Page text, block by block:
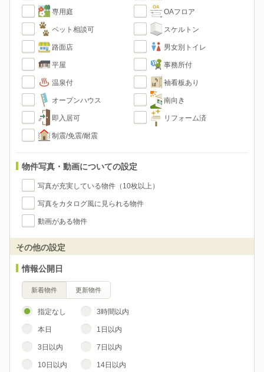
専用庭 OAフロア
ペット相談可 スケルトン
路面店 男女別トイレ
平屋 事務所付
温泉付 袖看板あり
オープンハウス 南向き
即入居可 リフォーム済
制震/免震/耐震
物件写真・動画についての設定
写真が充実している物件（10枚以上）
写真をカタログ風に見られる物件
動画がある物件
その他の設定
情報公開日
新着物件 更新物件
指定なし 3時間以内
本日 1日以内
3日以内 7日以内
10日以内 14日以内